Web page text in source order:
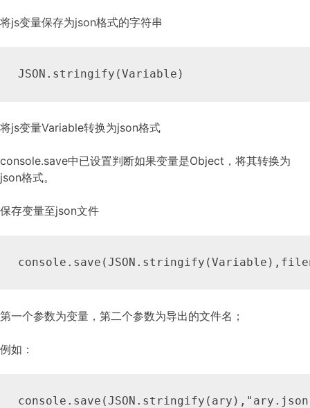
将js变量保存为json格式的字符串
JSON.stringify(Variable)
将js变量Variable转换为json格式
console.save中已设置判断如果变量是Object，将其转换为
json格式。
保存变量至json文件
第一个参数为变量，第二个参数为导出的文件名；
例如：